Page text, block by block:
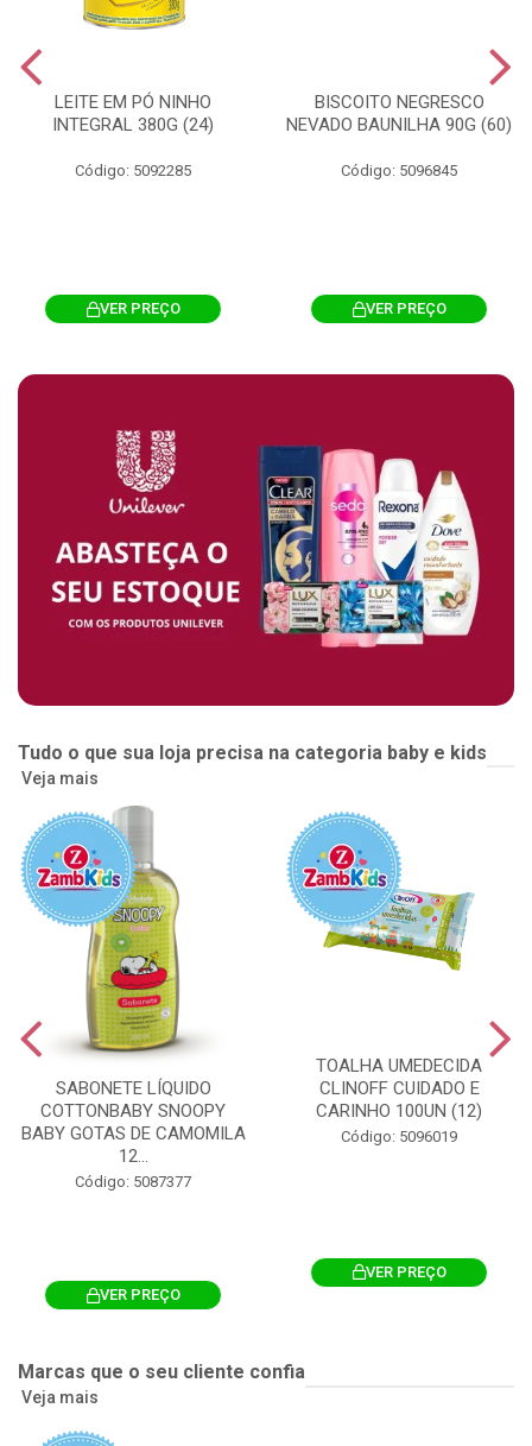
LEITE EM PÓ NINHO
INTEGRAL 380G (24)
Código: 5092285
VER PREÇO
BISCOITO NEGRESCO
NEVADO BAUNILHA 90G (60)
Código: 5096845
VER PREÇO
Tudo o que sua loja precisa na categoria baby e kids
Veja mais
SABONETE LÍQUIDO
COTTONBABY SNOOPY
BABY GOTAS DE CAMOMILA
12...
Código: 5087377
VER PREÇO
TOALHA UMEDECIDA
CLINOFF CUIDADO E
CARINHO 100UN (12)
Código: 5096019
VER PREÇO
Marcas que o seu cliente confia
Veja mais